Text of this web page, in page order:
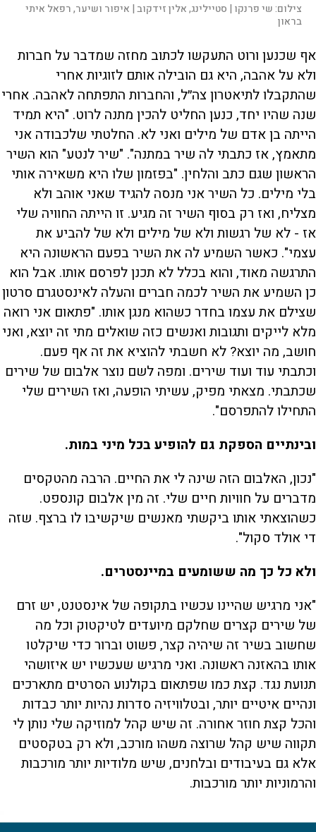
צילום:שי פרנקו | סטיילינג, אלין זידקוב | איפור ושיער, רפאל איתי
בראון
אף שכנען ורוט התעקשו לכתוב מחזה שמדבר על חברות
ולא על אהבה, היא גם הובילה אותם לזוגיות אחרי
שהתקבלו לתיאטרון צה״ל, והחברות התפתחה לאהבה. אחרי
שנה שהיו יחד, כנען החליט להכין מתנה לרוט. "היא תמיד
הייתה בן אדם של מילים ואני לא. החלטתי שלכבודה אני
מתאמץ, אז כתבתי לה שיר במתנה". "שיר לנטע" הוא השיר
הראשון שגם כתב והלחין. "בפזמון שלו היא משאירה אותי
בלי מילים. כל השיר אני מנסה להגיד שאני אוהב ולא
מצליח, ואז רק בסוף השיר זה מגיע. זו הייתה החוויה שלי
אז - לא של רגשות ולא של מילים ולא של להביע את
עצמי". כאשר השמיע לה את השיר בפעם הראשונה היא
התרגשה מאוד, והוא בכלל לא תכנן לפרסם אותו. אבל הוא
כן השמיע את השיר לכמה חברים והעלה לאינסטגרם סרטון
שצילם את עצמו בחדר כשהוא מנגן אותו. "פתאום אני רואה
מלא לייקים ותגובות ואנשים כזה שואלים מתי זה יוצא, ואני
חושב, מה יוצא? לא חשבתי להוציא את זה אף פעם.
וכתבתי עוד ועוד שירים. ומפה לשם נוצר אלבום של שירים
שכתבתי. מצאתי מפיק, עשיתי הופעה, ואז השירים שלי
התחילו להתפרסם".
ובינתיים הספקת גם להופיע בכל מיני במות.
"נכון, האלבום הזה שינה לי את החיים. הרבה מהטקסים
מדברים על חוויות חיים שלי. זה מין אלבום קונספט.
כשהוצאתי אותו ביקשתי מאנשים שיקשיבו לו ברצף. שזה
די אולד סקול".
ולא כל כך מה ששומעים במיינסטרים.
"אני מרגיש שהיינו עכשיו בתקופה של אינסטנט, יש זרם
של שירים קצרים שחלקם מיועדים לטיקטוק וכל מה
שחשוב בשיר זה שיהיה קצר, פשוט וברור כדי שיקלטו
אותו בהאזנה ראשונה. ואני מרגיש שעכשיו יש איזושהי
תנועת נגד. קצת כמו שפתאום בקולנוע הסרטים מתארכים
ונהיים איטיים יותר, ובטלוויזיה סדרות נהיות יותר כבדות
והכל קצת חוזר אחורה. זה שיש קהל למוזיקה שלי נותן לי
תקווה שיש קהל שרוצה משהו מורכב, ולא רק בטקסטים
אלא גם בעיבודים ובלחנים, שיש מלודיות יותר מורכבות
והרמוניות יותר מורכבות.